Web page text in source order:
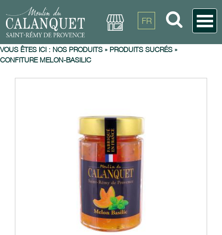
FR
VOUS ÊTES ICI : NOS PRODUITS » PRODUITS SUCRÉS »
CONFITURE MELON-BASILIC